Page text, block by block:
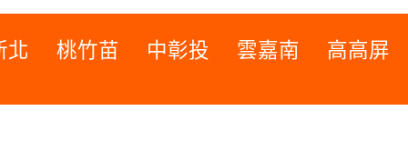
北 桃竹苗 中彰投 雲嘉南 高高屏